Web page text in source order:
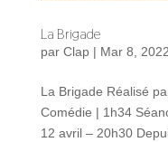
La Brigade
par Clap| Mar 8, 2022
La Brigade Réalisé
Comédie | 1h34
12 avril – 20h30